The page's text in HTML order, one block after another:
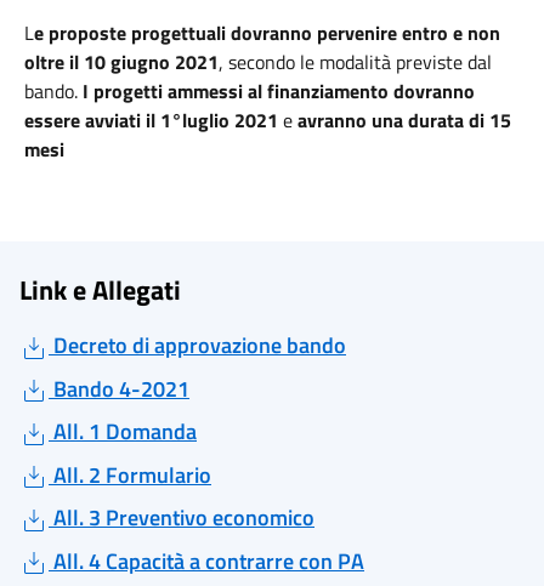
Le proposte progettuali dovranno pervenire entro e non
oltre il 10 giugno 2021, secondo le modalità previste dal
bando. I progetti ammessi al finanziamento dovranno
essere avviati il 1°luglio 2021 eavranno una durata di 15
mesi
Link e Allegati
Decreto di approvazione bando
Bando 4-2021
All. 1 Domanda
All. 2 Formulario
All. 3 Preventivo economico
All. 4 Capacità a contrarre con PA